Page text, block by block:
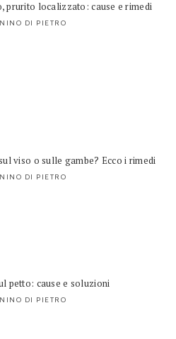
prurito localizzato: cause e rimedi
DI PIETRO
viso o sulle gambe? Ecco i rimedi
DI PIETRO
petto: cause e soluzioni
DI PIETRO